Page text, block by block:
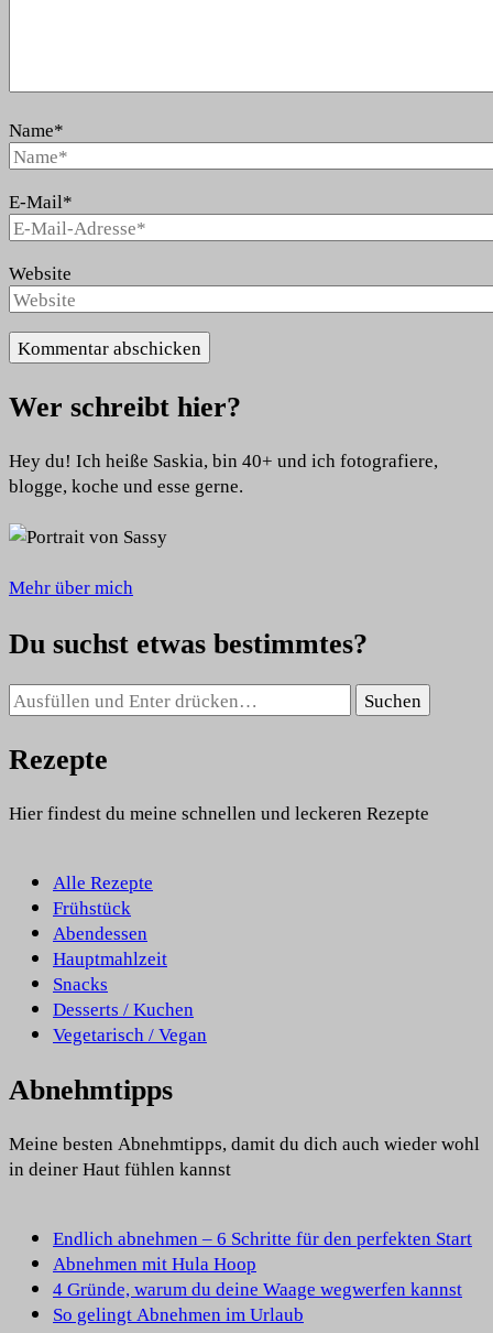
Name*
E-Mail*
Website
Wer schreibt hier?
Hey du! Ich heiße Saskia, bin 40+ und ich fotografiere,
blogge, koche und esse gerne.
Mehr über mich
Du suchst etwas bestimmtes?
Suchst
du
nach
etwas?
Rezepte
Hier findest du meine schnellen und leckeren Rezepte
Alle Rezepte
Frühstück
Abendessen
Hauptmahlzeit
Snacks
Desserts / Kuchen
Vegetarisch / Vegan
Abnehmtipps
Meine besten Abnehmtipps, damit du dich auch wieder wohl
in deiner Haut fühlen kannst
Endlich abnehmen – 6 Schritte für den perfekten Start
Abnehmen mit Hula Hoop
4 Gründe, warum du deine Waage wegwerfen kannst
So gelingt Abnehmen im Urlaub